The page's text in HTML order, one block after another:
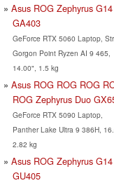
Asus ROG Zephyrus G14
GA403
GeForce RTX 5060 Laptop,
Gorgon Point Ryzen AI 9 465,
14.00", 1.5 kg
Asus ROG ROG ROG
ROG Zephyrus Duo
GeForce RTX 5090 Laptop,
Panther Lake Ultra 9 386H,
2.82 kg
Asus ROG Zephyrus G14
GU405